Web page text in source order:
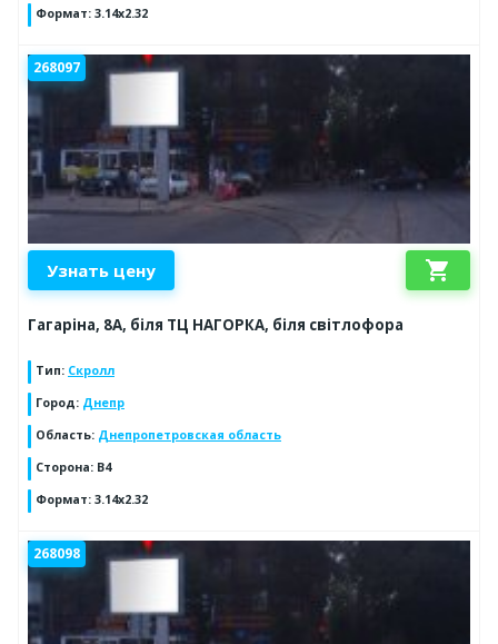
Формат: 3.14х2.32
268097
Узнать цену shopping_cart
Гагаріна, 8А, біля ТЦ НАГОРКА, біля світлофора
Тип: Скролл
Город: Днепр
Область: Днепропетровская область
Сторона: В4
Формат: 3.14х2.32
268098